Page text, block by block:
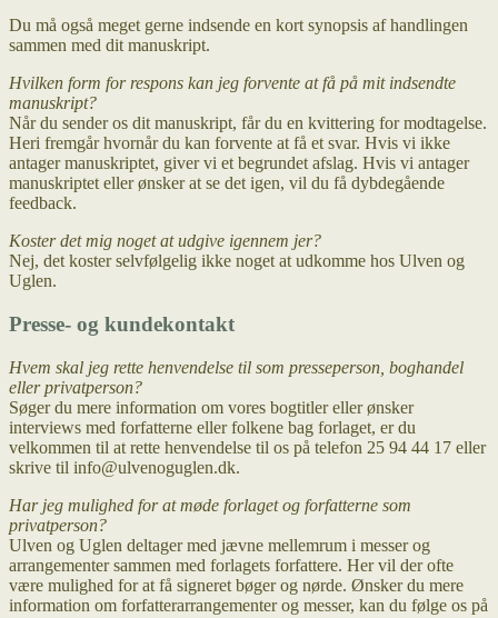
Du må også meget gerne indsende en kort synopsis af handlingen
sammen med dit manuskript.
Hvilken form for respons kan jeg forvente at få på mit indsendte
manuskript?
Når du sender os dit manuskript, får du en kvittering for modtagelse.
Heri fremgår hvornår du kan forvente at få et svar. Hvis vi ikke
antager manuskriptet, giver vi et begrundet afslag. Hvis vi antager
manuskriptet eller ønsker at se det igen, vil du få dybdegående
feedback.
Koster det mig noget at udgive igennem jer?
Nej, det koster selvfølgelig ikke noget at udkomme hos Ulven og
Uglen.
Presse- og kundekontakt
Hvem skal jeg rette henvendelse til som presseperson, boghandel
eller privatperson?
Søger du mere information om vores bogtitler eller ønsker
interviews med forfatterne eller folkene bag forlaget, er du
velkommen til at rette henvendelse til os på telefon 25 94 44 17 eller
skrive til info@ulvenoguglen.dk.
Har jeg mulighed for at møde forlaget og forfatterne som
privatperson?
Ulven og Uglen deltager med jævne mellemrum i messer og
arrangementer sammen med forlagets forfattere. Her vil der ofte
være mulighed for at få signeret bøger og nørde. Ønsker du mere
information om forfatterarrangementer og messer, kan du følge os på